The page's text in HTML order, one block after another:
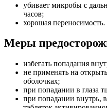
убивает микробы с
часов;
хорошая переносимость.
Меры
избегать попадания
не применять на
оболочках;
при попадании в глаза
при попадании внутрь,